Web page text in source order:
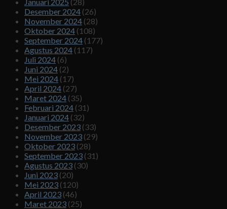
Desember 2024 (26)
November 2024 (28)
Oktober 2024 (108)
September 2024 (177)
Agustus 2024 (117)
Juli 2024 (6)
Juni 2024 (2)
Mei 2024 (17)
April 2024 (27)
Maret 2024 (35)
Februari 2024 (31)
Januari 2024 (32)
Desember 2023 (33)
November 2023 (29)
Oktober 2023 (28)
September 2023 (31)
Agustus 2023 (30)
Juni 2023 (20)
Mei 2023 (120)
April 2023 (46)
Maret 2023 (25)